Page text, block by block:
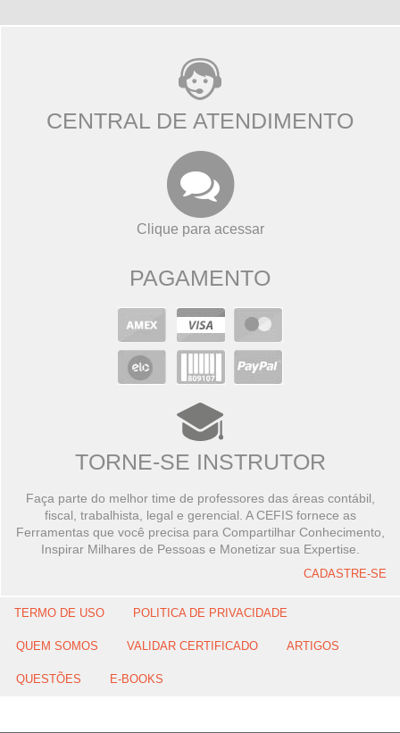
CENTRAL DE ATENDIMENTO
Clique para acessar
PAGAMENTO
TORNE-SE INSTRUTOR
Faça parte do melhor time de professores das áreas contábil,
fiscal, trabalhista, legal e gerencial. A CEFIS fornece as
Ferramentas que você precisa para Compartilhar Conhecimento,
Inspirar Milhares de Pessoas e Monetizar sua Expertise.
CADASTRE-SE
TERMO DE USO POLITICA DE PRIVACIDADE
QUEM SOMOS VALIDAR CERTIFICADO ARTIGOS
QUESTÕES E-BOOKS